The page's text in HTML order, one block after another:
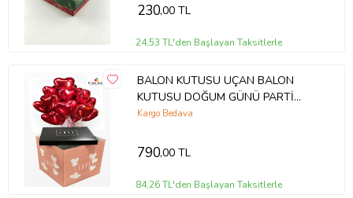
230,00 TL
24,53 TL'den Başlayan Taksitlerle
BALON KUTUSU UÇAN BALON
KUTUSU DOĞUM GÜNÜ PARTİ
BALON KUTUSU SÜPRİZ KUTU
Kargo Bedava
790,00 TL
84,26 TL'den Başlayan Taksitlerle